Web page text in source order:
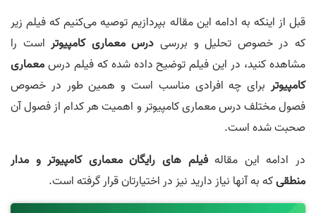
قبل از اینکه به ادامه این مقاله بپردازیم توصیه می‌کنیم که فیلم زیر
که در خصوص تحلیل و بررسی درس معماری کامپیوتراست را
مشاهده کنید، در این فیلم توضیح داده شده که فیلم درسمعماری
کامپیوتر برای چه افرادی مناسب است و همین طور در خصوص
فصول مختلف درس معماری کامپیوتر و اهمیت هر کدام از فصول آن
صحبت شده است.
در ادامه این مقالهفیلم های رایگان معماری کامپیوتر و مدار
منطقیکه به آنها نیاز دارید نیز در اختیارتان قرار گرفته است.